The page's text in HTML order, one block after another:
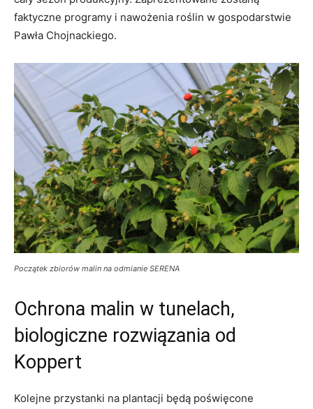
faktyczne programy i nawożenia roślin w gospodarstwie
Pawła Chojnackiego.
Początek zbiorów malin na odmianie SERENA
Ochrona malin w tunelach,
biologiczne rozwiązania od
Koppert
Kolejne przystanki na plantacji będą poświęcone